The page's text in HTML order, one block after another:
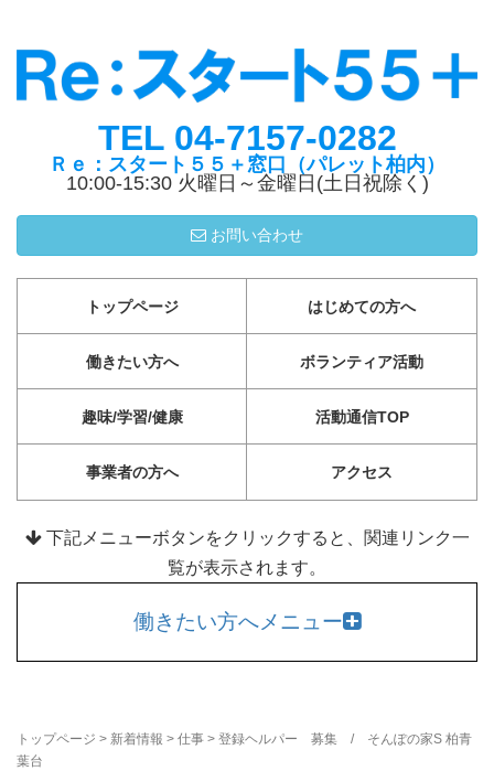
TEL 04-7157-0282
Ｒｅ：スタート５５＋窓口（パレット柏内）
10:00-15:30 火曜日～金曜日(土日祝除く)
お問い合わせ
トップページ はじめての方へ
働きたい方へ ボランティア活動
趣味/学習/健康 活動通信TOP
事業者の方へ アクセス
下記メニューボタンをクリックすると、関連リンク一
覧が表示されます。
働きたい方へメニュー
トップページ > 新着情報 > 仕事 > 登録ヘルパー 募集 / そんぽの家S 柏青
葉台